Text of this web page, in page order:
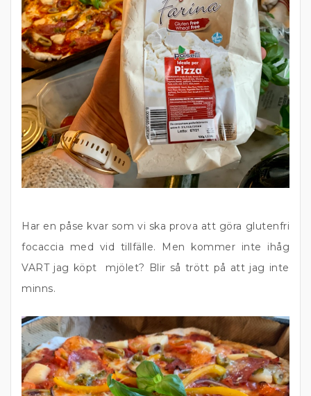
Har en påse kvar som vi ska prova att göra glutenfri
focaccia med vid tillfälle. Men kommer inte ihåg
VART jag köpt mjölet? Blir så trött på att jag inte
minns.